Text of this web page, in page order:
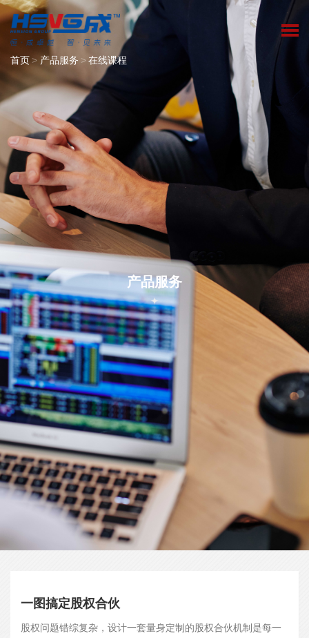
产品服务
首页 > 产品服务 > 在线课程
一图搞定股权合伙
股权问题错综复杂，设计一套量身定制的股权合伙机制是每一